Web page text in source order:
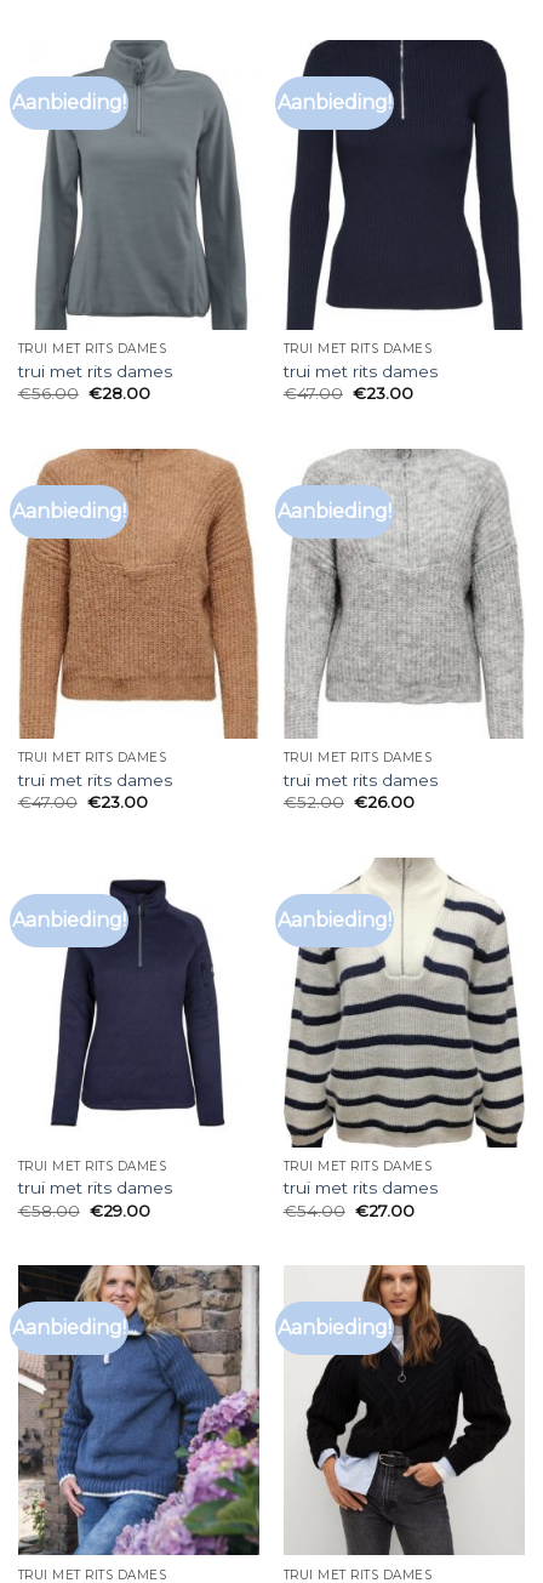
Aanbieding!
TRUI MET RITS DAMES
trui met rits dames
€56.00 €28.00
Aanbieding!
TRUI MET RITS DAMES
trui met rits dames
€47.00 €23.00
Aanbieding!
TRUI MET RITS DAMES
trui met rits dames
€47.00 €23.00
Aanbieding!
TRUI MET RITS DAMES
trui met rits dames
€52.00 €26.00
Aanbieding!
TRUI MET RITS DAMES
trui met rits dames
€58.00 €29.00
Aanbieding!
TRUI MET RITS DAMES
trui met rits dames
€54.00 €27.00
Aanbieding!
TRUI MET RITS DAMES
Aanbieding!
TRUI MET RITS DAMES